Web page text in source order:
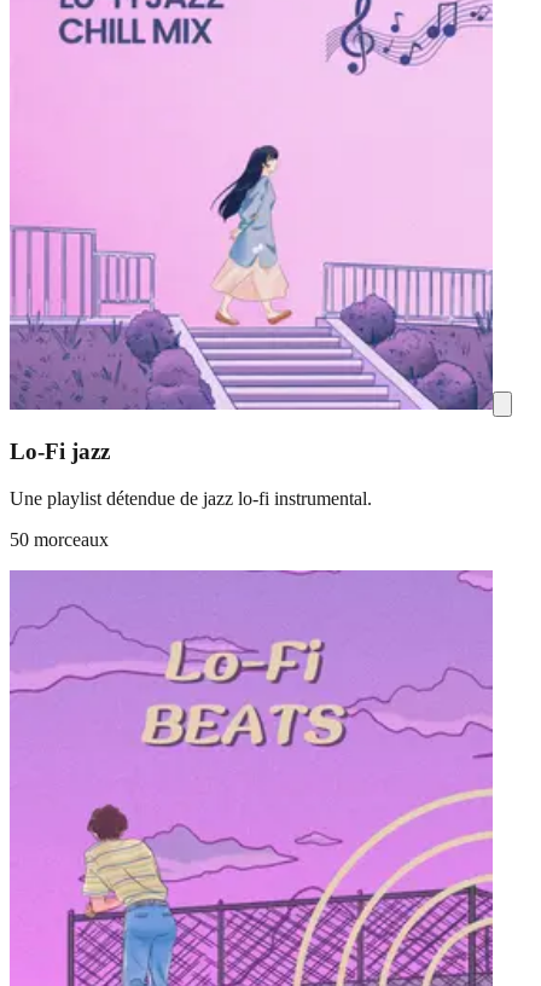
Lo-Fi jazz
Une playlist détendue de jazz lo-fi instrumental.
50 morceaux